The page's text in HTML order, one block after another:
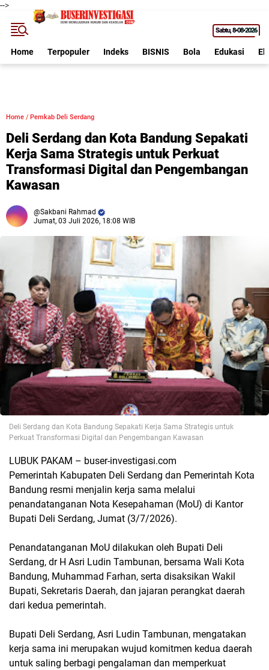
-->
Sabtu 8•08•2026
Home Terpopuler Indeks BISNIS Bola Edukasi
Home / Pemkab Deli Serdang
Deli Serdang dan Kota Bandung Sepakati
Kerja Sama Strategis untuk Perkuat
Transformasi Digital dan Pengembangan
Kawasan
Sakbani Rahmad
Jumat, 03 Juli 2026, 18:08 WIB
Deli Serdang dan Kota Bandung Sepakati Kerja Sama Strategis untuk
Perkuat Transformasi Digital dan Pengembangan Kawasan
LUBUK PAKAM – buser-investigasi.com
Pemerintah Kabupaten Deli Serdang dan Pemerintah Kota
Bandung resmi menjalin kerja sama melalui
penandatanganan Nota Kesepahaman (MoU) di Kantor
Bupati Deli Serdang, Jumat (3/7/2026).
Penandatanganan MoU dilakukan oleh Bupati Deli
Serdang, dr H Asri Ludin Tambunan, bersama Wali Kota
Bandung, Muhammad Farhan, serta disaksikan Wakil
Bupati, Sekretaris Daerah, dan jajaran perangkat daerah
dari kedua pemerintah.
Bupati Deli Serdang, Asri Ludin Tambunan, mengatakan
kerja sama ini merupakan wujud komitmen kedua daerah
untuk saling berbagi pengalaman dan memperkuat